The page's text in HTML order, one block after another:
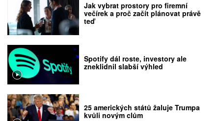
Jak vybrat prostory pro firemní
večírek a proč začít plánovat právě
teď
Spotify dál roste, investory ale
zneklidnil slabší výhled
25 amerických států žaluje Trumpa
kvůli novým clům